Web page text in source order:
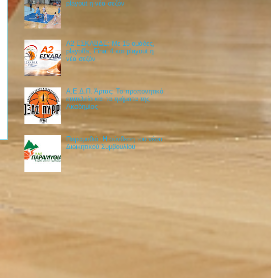
playout η νέα σεζόν
Α2 ΕΣΚΑΒΔΕ: Με 15 ομάδες,
playoffs, Final 4 και playout η
νέα σεζόν
Α.Ε.Δ.Π. Άρτας: Το προπονητικό
επιτελείο και τα τμήματα της
Ακαδημίας
Παραμυθιά: Η σύνθεση του νέου
Διοικητικού Συμβουλίου